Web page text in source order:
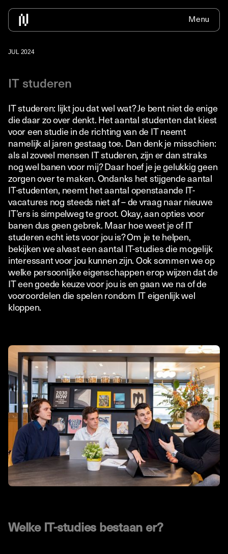
Menu
Home
Omscholen ICT informatie
Vacature Traineeship
Over ons
JUL 2024
IT studeren
IT studeren: lijkt jou dat wel wat? Je bent niet de enige
die daar zo over denkt. Het aantal studenten dat kiest
voor een studie in de richting van de IT neemt
namelijk al jaren gestaag toe. Dan denk je misschien:
als al zoveel mensen IT studeren, zijn er dan straks
nog wel banen voor mij? Daar hoef je je gelukkig geen
zorgen over te maken. Ondanks het stijgende aantal
IT-studenten, neemt het aantal openstaande IT-
vacatures nog steeds niet af – de vraag naar nieuwe
IT’ers is simpelweg te groot. Okay, aan opties voor
banen dus geen gebrek. Maar hoe weet je of IT
studeren echt iets voor jou is? Om je te helpen,
bekijken we alvast een aantal IT-studies die mogelijk
interessant voor jou kunnen zijn. Ook sommen we op
welke persoonlijke eigenschappen erop wijzen dat de
IT een goede keuze voor jou is en gaan we na of de
vooroordelen die spelen rondom IT eigenlijk wel
kloppen.
Welke IT-studies bestaan er?